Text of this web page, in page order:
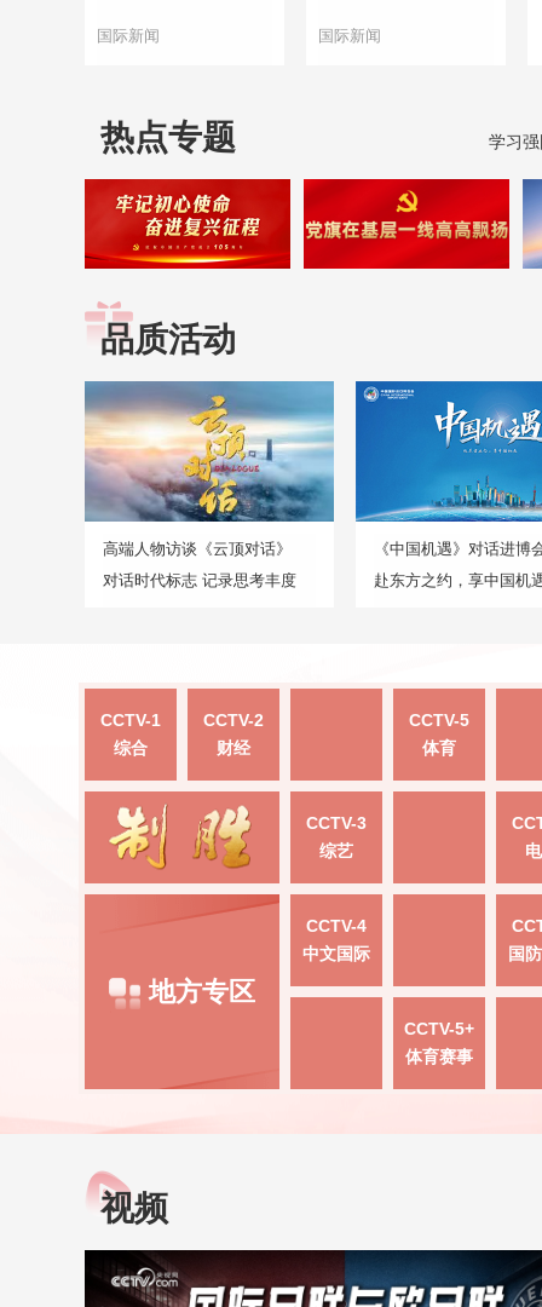
国际新闻 国际新闻
热点专题 学习
品质活动
高端人物访谈《云顶对话》
对话时代标志 记录思考丰度
《中国机遇》对话进博
赴东方之约，享中国机
CCTV-1
综合
CCTV-2
财经
CCTV-5
体育
CCTV-3
综艺
地方专区
CCTV-4
中文国际
国
CCTV-5+
体育赛事
视频